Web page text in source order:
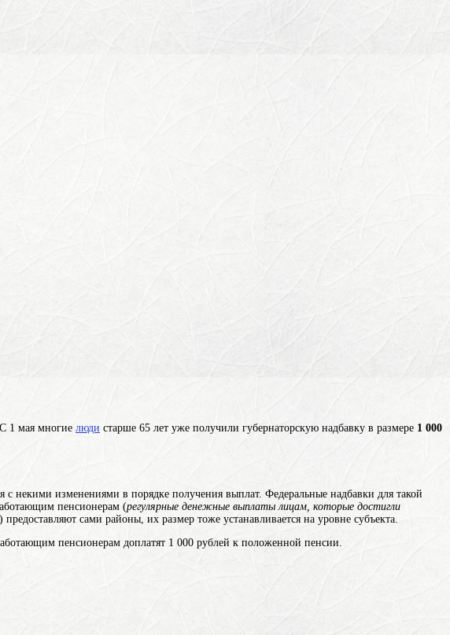
1 мая многие люди старше 65 лет уже получили губернаторскую надбавку в размере 1 000
с некими изменениями в порядке получения выплат. Федеральные надбавки для такой
пенсионерам (регулярные денежные выплаты лицам, которые достигли
) предоставляют сами районы, их размер тоже устанавливается на уровне субъекта.
пенсионерам доплатят 1 000 рублей к положенной пенсии.